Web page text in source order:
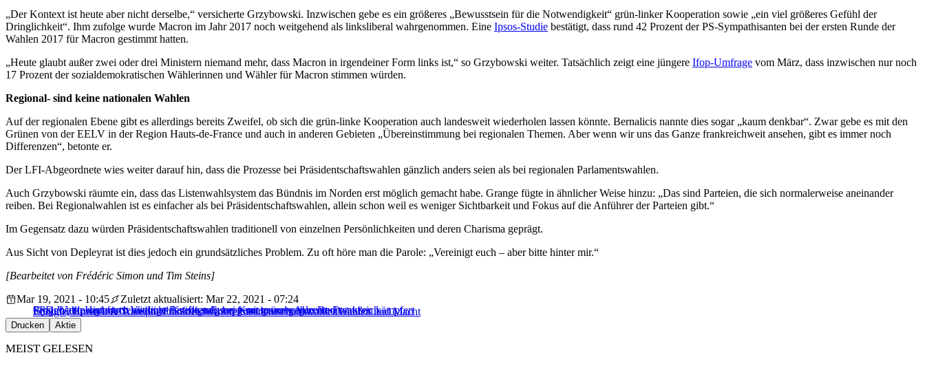
„Der Kontext ist heute aber nicht derselbe,“ versicherte Grzybowski. Inzwischen gebe es ein größeres „Bewusstsein für die Notwendigkeit“ grün-linker Kooperation sowie „ein viel größeres Gefühl der
Dringlichkeit“. Ihm zufolge wurde Macron im Jahr 2017 noch weitgehend als linksliberal wahrgenommen. Eine Ipsos-Studie bestätigt, dass rund 42 Prozent der PS-Sympathisanten bei der ersten Runde der
Wahlen 2017 für Macron gestimmt hatten.
„Heute glaubt außer zwei oder drei Ministern niemand mehr, dass Macron in irgendeiner Form links ist,“ so Grzybowski weiter. Tatsächlich zeigt eine jüngere Ifop-Umfrage vom März, dass inzwischen nur noch
17 Prozent der sozialdemokratischen Wählerinnen und Wähler für Macron stimmen würden.
Regional- sind keine nationalen Wahlen
Auf der regionalen Ebene gibt es allerdings bereits Zweifel, ob sich die grün-linke Kooperation auch landesweit wiederholen lassen könnte. Bernalicis nannte dies sogar „kaum denkbar“. Zwar gebe es mit den
Grünen von der EELV in der Region Hauts-de-France und auch in anderen Gebieten „Übereinstimmung bei regionalen Themen. Aber wenn wir uns das Ganze frankreichweit ansehen, gibt es immer noch
Differenzen“, betonte er.
Der LFI-Abgeordnete wies weiter darauf hin, dass die Prozesse bei Präsidentschaftswahlen gänzlich anders seien als bei regionalen Parlamentswahlen.
Auch Grzybowski räumte ein, dass das Listenwahlsystem das Bündnis im Norden erst möglich gemacht habe. Grange fügte in ähnlicher Weise hinzu: „Das sind Parteien, die sich normalerweise aneinander
reiben. Bei Regionalwahlen ist es einfacher als bei Präsidentschaftswahlen, allein schon weil es weniger Sichtbarkeit und Fokus auf die Anführer der Parteien gibt.“
Im Gegensatz dazu würden Präsidentschaftswahlen traditionell von einzelnen Persönlichkeiten und deren Charisma geprägt.
Aus Sicht von Depleyrat ist dies jedoch ein grundsätzliches Problem. Zu oft höre man die Parole: „Vereinigt euch – aber bitte hinter mir.“
[Bearbeitet von Frédéric Simon und Tim Steins]
Prognosen: Historisch niedrige Beteiligung bei Kommunalwahlen in Frankreich
Gysi: Linke und fortschrittliche Kräfte müssen gemeinsam gegen Rechtsaußen kämpfen
SPD-Wahlprogramm: Vision eines roten Europa mit grünen Akzenten
Mar 19, 2021 - 10:45
Zuletzt aktualisiert: Mar 22, 2021 - 07:24
Energie, Umwelt & TransportFrankreichGrünePräsidentschaftswahlenWahlen und Macht
Drucken Aktie
MEIST GELESEN